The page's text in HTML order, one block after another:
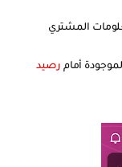
المشتري
أمام رصيد